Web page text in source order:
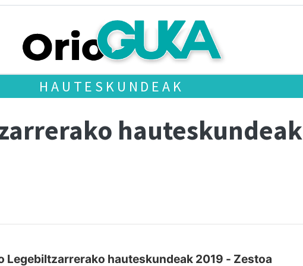
HAUTESKUNDEAK
hauteskundeak
Legebiltzarrerako hauteskundeak 2019 - Zestoa